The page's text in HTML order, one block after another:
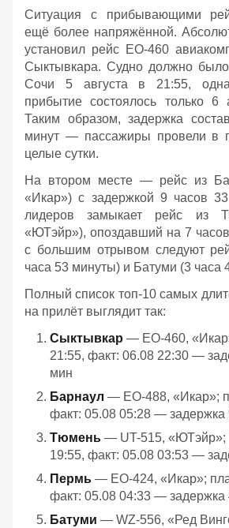
Ситуация с прибывающими
ещё более напряжённой.
установил рейс EO-460
Сыктывкара. Судно должно
Сочи 5 августа в 21:55,
прибытие состоялось только 6
Таким образом, задержка
минут — пассажиры провели в
целые сутки.
На втором месте — рейс из
«Икар») с задержкой 9 часов
лидеров замыкает рейс из
«ЮТэйр»), опоздавший на 7
с большим отрывом следуют
часа 53 минуты) и Батуми (3 часа
Полный список топ-10 самых
на прилёт выглядит так:
Сыктывкар — EO-460,
21:55, факт: 06.08 22:30 —
мин
Барнаул — EO-488, «Икар»;
факт: 05.08 05:28 — задержка
Тюмень — UT-515, «ЮТэйр»;
19:55, факт: 05.08 03:53 —
Пермь — EO-424, «Икар»;
факт: 05.08 04:33 — задержка
Батуми — WZ-556, «Ред